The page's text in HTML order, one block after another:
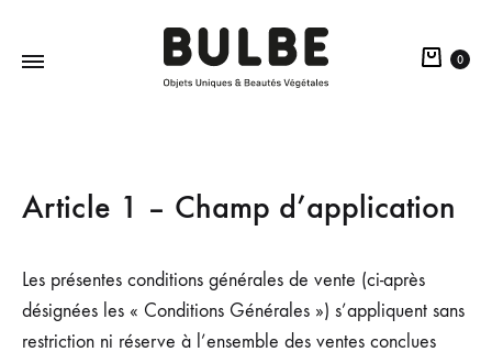
Beautés
Végétales
0
Article 1 – Champ d’application
Les présentes conditions générales de vente (ci-après
désignées les « Conditions Générales ») s’appliquent sans
restriction ni réserve à l’ensemble des ventes conclues